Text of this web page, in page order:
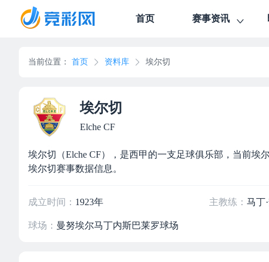
首页 赛事资讯
当前位置： 首页 资料库 埃尔切
埃尔切
Elche CF
埃尔切（Elche CF），是西甲的一支足球俱乐部，当前埃
埃尔切赛事数据信息。
成立时间： 1923年 主教练： 马丁
球场： 曼努埃尔马丁内斯巴莱罗球场